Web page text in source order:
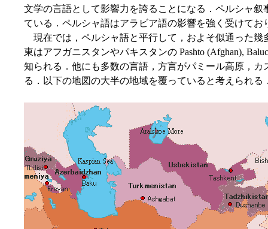
文学の言語として影響力を誇ることになる．ペルシャ叙
ている．ペルシャ語はアラビア語の影響を強く受けて
現在では，ペルシャ語と平行して，およそ似通った幾
東はアフガニスタンやパキスタンの Pashto (Afghan),
知られる．他にも多数の言語，方言がパミール高原，
る．以下の地図の大半の地域を覆っていると考えられる